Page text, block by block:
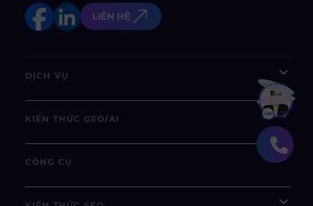
LIÊN HỆ
DỊCH VỤ
KIẾN THỨC GEO/AI
CÔNG CỤ
Bạn muốn hiểu thêm?Xem chi tiết